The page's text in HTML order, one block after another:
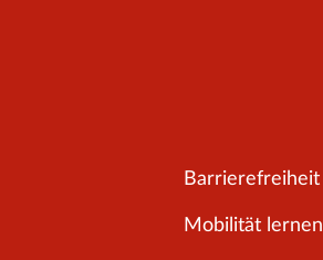
Barrierefreiheit
Mobilität lernen